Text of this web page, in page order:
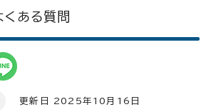
くある質問
更新日 2025年10月16日